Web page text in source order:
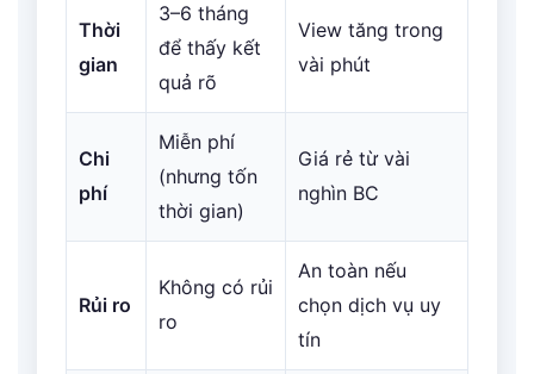
Thời
gian
3–6 tháng
để thấy kết
quả rõ
View tăng trong
vài phút
Chi
phí
Miễn phí
(nhưng tốn
thời gian)
Giá rẻ từ vài
nghìn BC
Rủi ro
Không có rủi
ro
An toàn nếu
chọn dịch vụ uy
tín